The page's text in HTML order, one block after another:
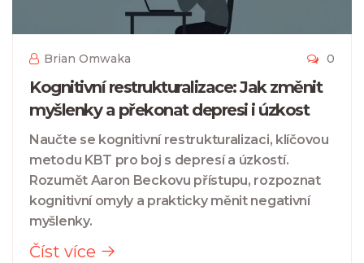
Brian Omwaka 0
Kognitivní restrukturalizace: Jak změnit
myšlenky a překonat depresi i úzkost
Naučte se kognitivní restrukturalizaci, klíčovou
metodu KBT pro boj s depresí a úzkostí.
Rozumět Aaron Beckovu přístupu, rozpoznat
kognitivní omyly a prakticky měnit negativní
myšlenky.
Číst více